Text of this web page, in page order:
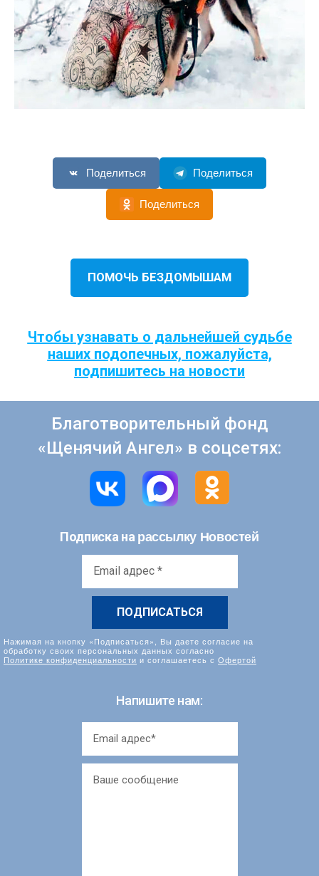
Поделиться Поделиться
Поделиться
ПОМОЧЬ БЕЗДОМЫШАМ
Чтобы узнавать о дальнейшей судьбе
наших подопечных, пожалуйста,
подпишитесь на новости
Благотворительный фонд
«Щенячий Ангел» в соцсетях:
Подписка на рассылку Новостей
Нажимая на кнопку «Подписаться», Вы даете согласие на
обработку своих персональных данных согласно
Политике конфиденциальности и соглашаетесь с Офертой
Напишите нам: